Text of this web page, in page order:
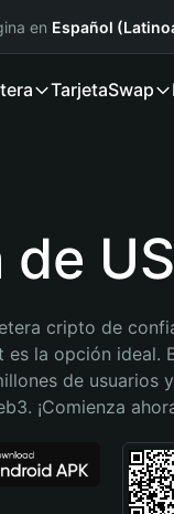
en Español
TarjetaSwap
cripto de
es la opción ideal.
de usuarios
¡Comienza